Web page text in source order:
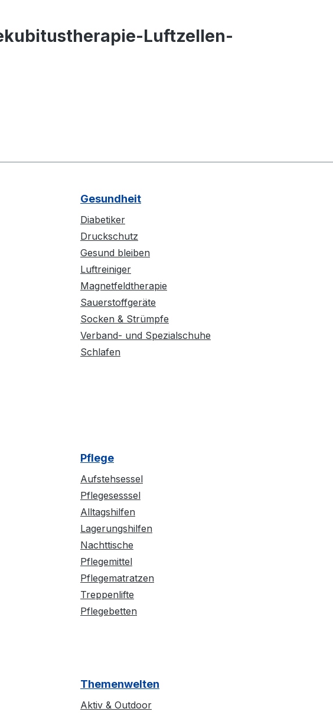
Luftzellen-
Gesundheit
Diabetiker
Druckschutz
Gesund bleiben
Luftreiniger
Magnetfeldtherapie
Sauerstoffgeräte
Socken & Strümpfe
Verband- und Spezialschuhe
Schlafen
Pflege
Aufstehsessel
Pflegesesssel
Alltagshilfen
Lagerungshilfen
Nachttische
Pflegemittel
Pflegematratzen
Treppenlifte
Pflegebetten
Themenwelten
Aktiv & Outdoor